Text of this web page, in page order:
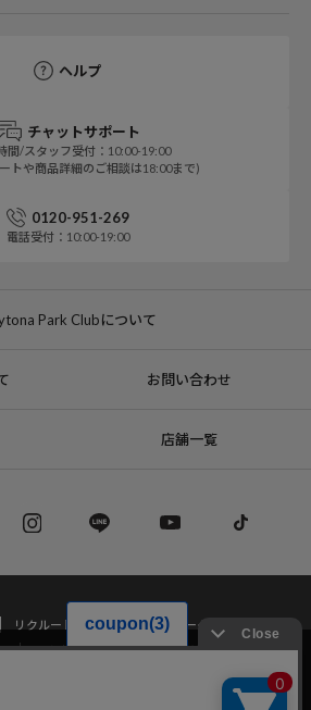
ヘルプ
チャットサポート
間/スタッフ受付：10:00-19:00
トや商品詳細のご相談は18:00まで)
0120-951-269
電話受付：10:00-19:00
Park Clubについて
お問い合わせ
店舗一覧
リクルート
サステナブルマークについて
特定商取引法・古物営業法に基づく表記
およびコンテンツの最適な提供、トラフィック
使用しています。